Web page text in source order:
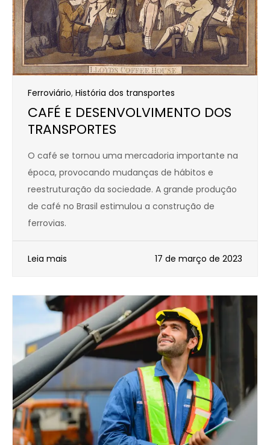
Ferroviário, História dos transportes
CAFÉ E DESENVOLVIMENTO DOS
TRANSPORTES
O café se tornou uma mercadoria importante na
época, provocando mudanças de hábitos e
reestruturação da sociedade. A grande produção
de café no Brasil estimulou a construção de
ferrovias.
Leia mais 17 de março de 2023